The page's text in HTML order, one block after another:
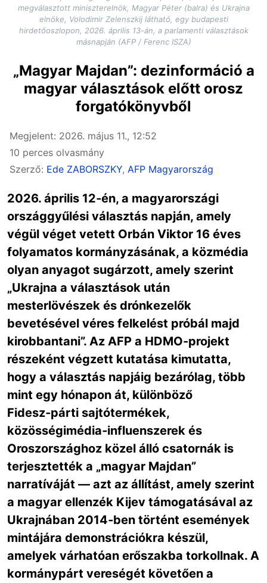
megválasztott miniszterelnök, Magyar Péter (balra) és Ukrajna
elnöke, Volodimir Zelenszkij látható, egy budapesti
hirdetőoszlopon, 2026. április 13-án, a parlamenti választások
másnapján (AFP / Ferenc ISZA)
„Magyar Majdan”: dezinformáció a
magyar választások előtt orosz
forgatókönyvből
Megjelent: 2026. május 11., 12:52
10 perces olvasmány
Szerző: Ede ZABORSZKY, AFP Magyarország
2026. április 12‑én, a magyarországi
országgyűlési választás napján, amely
végül véget vetett Orbán Viktor 16 éves
folyamatos kormányzásának, a közmédia
olyan anyagot sugárzott, amely szerint
„Ukrajna a választások után
mesterlövészek és drónkezelők
bevetésével véres felkelést próbál majd
kirobbantani”. Az AFP a HDMO-projekt
részeként végzett kutatása kimutatta,
hogy a választás napjáig bezárólag, több
mint egy hónapon át, különböző
Fidesz‑párti sajtótermékek,
közösségimédia‑influenszerek és
Oroszországhoz közel álló csatornák is
terjesztették a „magyar Majdan”
narratíváját — azt az állítást, amely szerint
a magyar ellenzék Kijev támogatásával az
Ukrajnában 2014‑ben történt események
mintájára demonstrációkra készül,
amelyek várhatóan erőszakba torkollnak. A
kormánypárt vereségét követően a